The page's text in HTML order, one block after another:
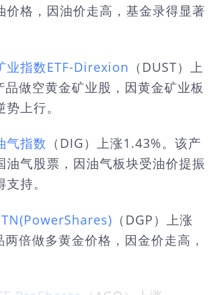
价格，因油价走高，基金录得显著
业指数ETF-Direxion （DUST）上
做空黄金矿业股，因黄金矿业板
上行。
气指数 （DIG）上涨1.43%。该产
油气股票，因油气板块受油价提振
持。
（DGP）上涨
倍做多黄金价格，因金价走高，